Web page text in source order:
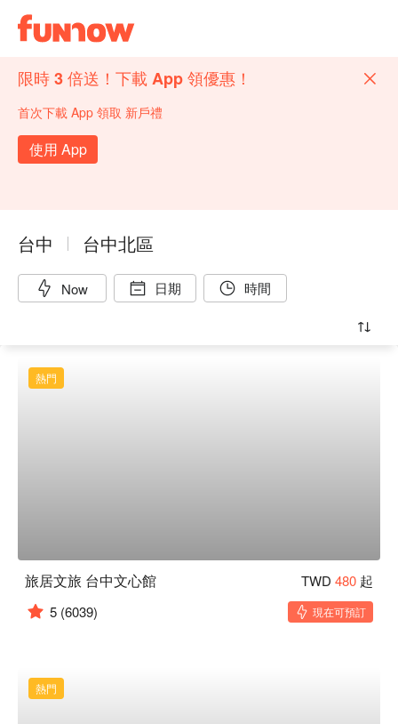
限時 3 倍送！下載 App 領優惠！
首次下載 App 領取 新戶禮
使用 App
台中 台中北區
Now 日期 時間
熱門
旅居文旅 台中文心館 TWD 480 起
5 (6039) 現在可預訂
熱門